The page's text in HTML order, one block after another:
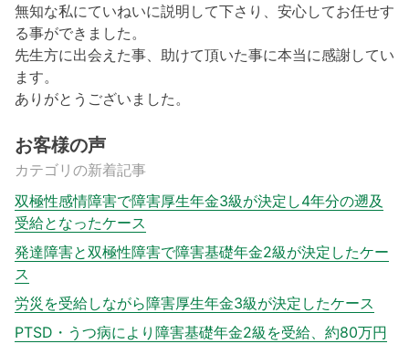
無知な私にていねいに説明して下さり、安心してお任せす
る事ができました。
先生方に出会えた事、助けて頂いた事に本当に感謝してい
ます。
ありがとうございました。
お客様の声
カテゴリの新着記事
双極性感情障害で障害厚生年金3級が決定し4年分の遡及
受給となったケース
発達障害と双極性障害で障害基礎年金2級が決定したケー
ス
労災を受給しながら障害厚生年金3級が決定したケース
PTSD・うつ病により障害基礎年金2級を受給、約80万円